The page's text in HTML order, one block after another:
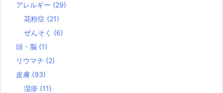
アレルギー (29)
花粉症 (21)
ぜんそく (6)
頭・脳 (1)
リウマチ (2)
皮膚 (93)
湿疹 (11)